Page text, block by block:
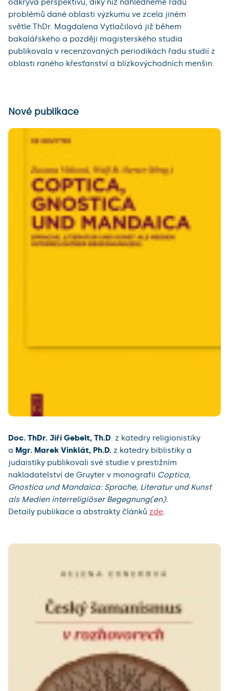
odkrývá perspektivu, díky níž nahlédneme řadu
problémů dané oblasti výzkumu ve zcela jiném
světle.ThDr. Magdalena Vytlačilová již během
bakalářského a později magisterského studia
publikovala v recenzovaných periodikách řadu studií z
oblasti raného křesťanství a blízkovýchodních menšin.
Nové publikace
Doc. ThDr. Jiří Gebelt, Th.D. z katedry religionistiky
a Mgr. Marek Vinklát, Ph.D. z katedry biblistiky a
judaistiky publikovali své studie v prestižním
nakladatelství de Gruyter v monografii Coptica,
Gnostica und Mandaica: Sprache, Literatur und Kunst
als Medien interreligiöser Begegnung(en).
Detaily publikace a abstrakty článků zde.